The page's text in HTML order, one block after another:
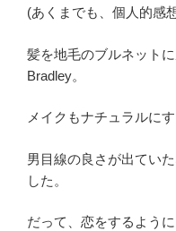
(あくまでも、個人的感
髪を地毛のブルネット
Bradley。
メイクもナチュラルに
男目線の良さが出てい
した。
だって、恋をするよう